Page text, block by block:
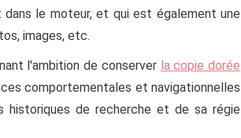
le moteur, et qui est également une
images, etc.
l'ambition de conserver la copie dorée
comportementales et navigationnelles
de recherche et de sa régie